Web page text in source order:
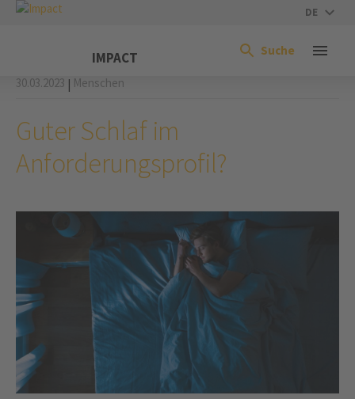
DE
IMPACT Suche
30.03.2023 | Menschen
Guter Schlaf im
Anforderungsprofil?